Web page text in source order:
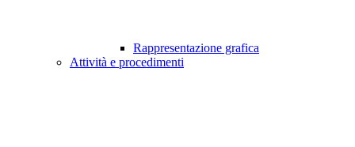
Rappresentazione grafica
Attività e procedimenti